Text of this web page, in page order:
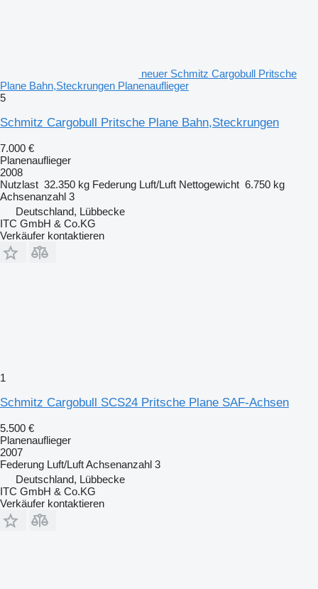
neuer Schmitz Cargobull Pritsche
Plane Bahn,Steckrungen Planenauflieger
5
Schmitz Cargobull Pritsche Plane Bahn,Steckrungen
7.000 €
Planenauflieger
2008
Nutzlast 32.350 kg Federung Luft/Luft Nettogewicht 6.750 kg
Achsenanzahl 3
Deutschland, Lübbecke
ITC GmbH & Co.KG
Verkäufer kontaktieren
1
Schmitz Cargobull SCS24 Pritsche Plane SAF-Achsen
5.500 €
Planenauflieger
2007
Federung Luft/LuftAchsenanzahl 3
Deutschland, Lübbecke
ITC GmbH & Co.KG
Verkäufer kontaktieren